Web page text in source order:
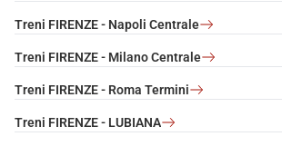
Treni FIRENZE - Napoli Centrale
Treni FIRENZE - Milano Centrale
Treni FIRENZE - Roma Termini
Treni FIRENZE - LUBIANA